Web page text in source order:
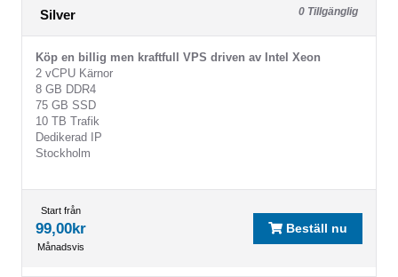
Silver 0 Tillgänglig
Köp en billig men kraftfull VPS driven av Intel Xeon
2 vCPU Kärnor
8 GB DDR4
75 GB SSD
10 TB Trafik
Dedikerad IP
Stockholm
Start från
99,00kr
Månadsvis
Beställ nu